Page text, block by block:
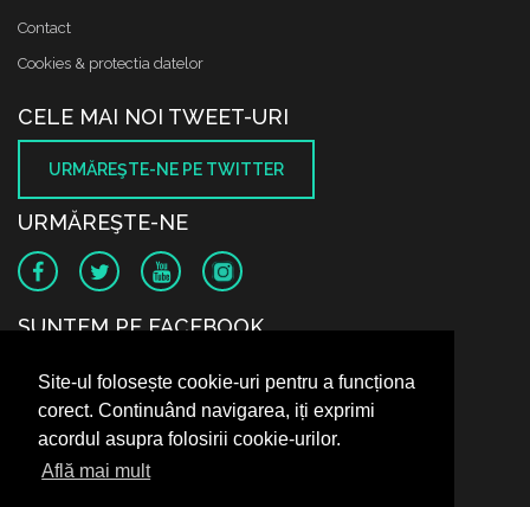
Site-ul folosește cookie-uri pentru a funcționa
corect. Continuând navigarea, iți exprimi
acordul asupra folosirii cookie-urilor.
Află mai mult
Contact
Cookies & protectia datelor
CELE MAI NOI TWEET-URI
URMĂREŞTE-NE PE TWITTER
URMĂREŞTE-NE
SUNTEM PE FACEBOOK